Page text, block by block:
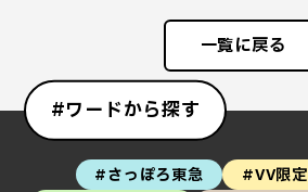
一覧に戻る
#ワードから探す
#さっぽろ東急 #VV限定